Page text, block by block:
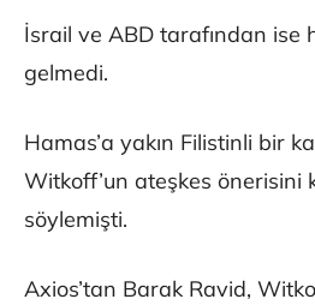
İsrail ve ABD tarafından ise
gelmedi.
Hamas’a yakın Filistinli bir
Witkoff’un ateşkes önerisini
söylemişti.
Axios’tan Barak Ravid,